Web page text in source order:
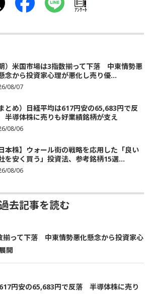
ｱﾝｹｰﾄ
朝）米国市場は3指数揃って下落 中東情勢悪
念から投資家心理が悪化し売り優...
08/07
まとめ）日経平均は617円安の65,683円で反
導体株に売りも好業績銘柄が支え
08/06
日本株】ウォール街の戦略を応用した「良い
を安く買う」投資法、参考銘柄15選...
08/06
去記事を読む
揃って下落 中東情勢悪化懸念から投資家心
開
617円安の65,683円で反落 半導体株に売り